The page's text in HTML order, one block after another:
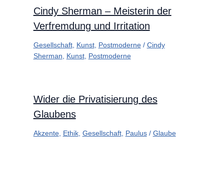
Cindy Sherman – Meisterin der
Verfremdung und Irritation
Gesellschaft, Kunst, Postmoderne/ Cindy
Sherman
Kunst, Postmoderne
Wider die Privatisierung des
Glaubens
Akzente, Ethik, Gesellschaft, Paulus/ Glaube